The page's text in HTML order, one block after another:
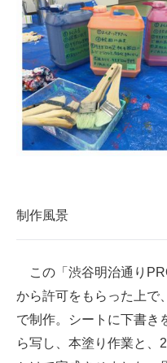
制作風景
この「渋谷明治通り
から許可をもらった上で
で制作。シートに下書き
ら写し、本塗り作業と、